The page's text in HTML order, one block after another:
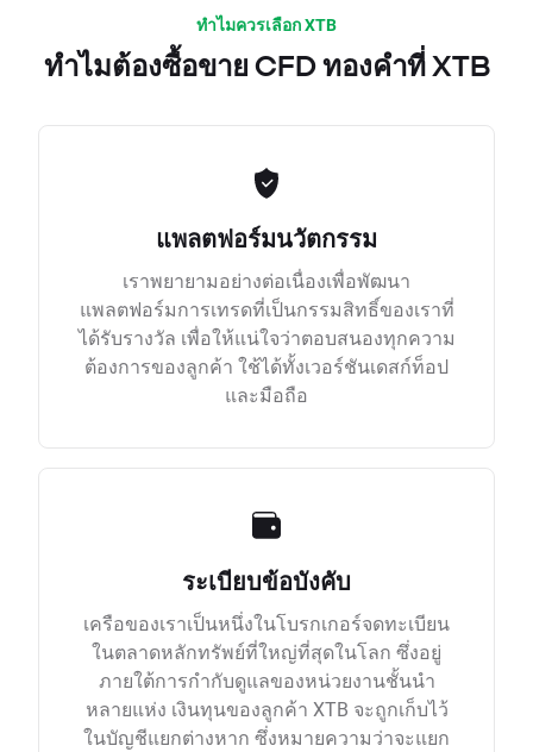
ทำไมควรเลือก XTB
ทำไมต้องซื้อขาย CFD ทองคำที่ XTB
แพลตฟอร์มนวัตกรรม
เราพยายามอย่างต่อเนื่องเพื่อพัฒนา
แพลตฟอร์มการเทรดที่เป็นกรรมสิทธิ์ของเราที่
ได้รับรางวัล เพื่อให้แน่ใจว่าตอบสนองทุกความ
ต้องการของลูกค้า ใช้ได้ทั้งเวอร์ชันเดสก์ท็อป
และมือถือ
ระเบียบข้อบังคับ
เครือของเราเป็นหนึ่งในโบรกเกอร์จดทะเบียน
ในตลาดหลักทรัพย์ที่ใหญ่ที่สุดในโลก ซึ่งอยู่
ภายใต้การกำกับดูแลของหน่วยงานชั้นนำ
หลายแห่ง เงินทุนของลูกค้า XTB จะถูกเก็บไว้
ในบัญชีแยกต่างหาก ซึ่งหมายความว่าจะแยก